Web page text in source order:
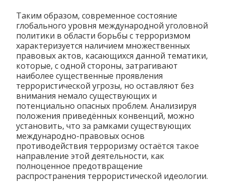
Таким образом, современное состояние
глобального уровня международной уголовной
политики в области борьбы с терроризмом
характеризуется наличием множественных
правовых актов, касающихся данной тематики,
которые, с одной стороны, затрагивают
наиболее существенные проявления
террористической угрозы, но оставляют без
внимания немало существующих и
потенциально опасных проблем. Анализируя
положения приведённых конвенций, можно
установить, что за рамками существующих
международно-правовых основ
противодействия терроризму остаётся такое
направление этой деятельности, как
полноценное предотвращение
распространения террористической идеологии.